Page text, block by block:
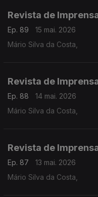
Revista de
Ep. 89
15 mai. 2026
Mário Silva da Costa,
Revista de
Ep. 88
14 mai. 2026
Mário Silva da Costa,
Revista de
Ep. 87
13 mai. 2026
Mário Silva da Costa,